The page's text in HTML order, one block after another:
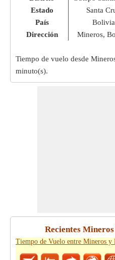
Estado
País
Dirección
Santa
Bolivia
Mineros,
Tiempo de vuelo desde
minuto(s).
Recientes
Tiempo de Vuelo entre Mineros y